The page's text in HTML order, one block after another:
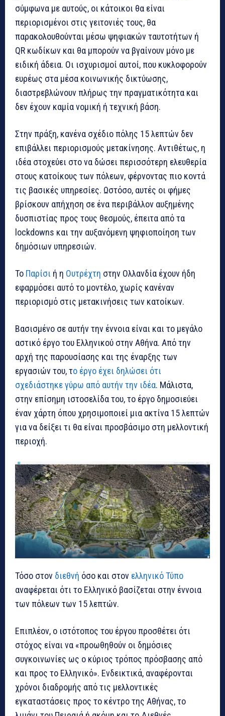
σύμφωνα με αυτούς, οι κάτοικοι θα είναι
περιορισμένοι στις γειτονιές τους, θα
παρακολουθούνται μέσω ψηφιακών ταυτοτήτων ή
QR κωδίκων και θα μπορούν να βγαίνουν μόνο με
ειδική άδεια. Οι ισχυρισμοί αυτοί, που κυκλοφορούν
ευρέως στα μέσα κοινωνικής δικτύωσης,
διαστρεβλώνουν πλήρως την πραγματικότητα και
δεν έχουν καμία νομική ή τεχνική βάση.
Στην πράξη, κανένα σχέδιο πόλης 15 λεπτών δεν
επιβάλλει περιορισμούς μετακίνησης. Αντιθέτως, η
ιδέα στοχεύει στο να δώσει περισσότερη ελευθερία
στους κατοίκους των πόλεων, φέρνοντας πιο κοντά
τις βασικές υπηρεσίες. Ωστόσο, αυτές οι φήμες
βρίσκουν απήχηση σε ένα περιβάλλον αυξημένης
δυσπιστίας προς τους θεσμούς, έπειτα από τα
lockdowns και την αυξανόμενη ψηφιοποίηση των
δημόσιων υπηρεσιών.
Το Παρίσι ή η Ουτρέχτη στην Ολλανδία έχουν ήδη
εφαρμόσει αυτό το μοντέλο, χωρίς κανέναν
περιορισμό στις μετακινήσεις των κατοίκων.
Βασισμένο σε αυτήν την έννοια είναι και το μεγάλο
αστικό έργο του Ελληνικού στην Αθήνα. Από την
αρχή της παρουσίασης και της έναρξης των
εργασιών του, το έργο έχει δηλώσει ότι
σχεδιάστηκε γύρω από αυτήν την ιδέα. Μάλιστα,
στην επίσημη ιστοσελίδα του, το έργο δημοσιεύει
έναν χάρτη όπου χρησιμοποιεί μια ακτίνα 15 λεπτών
για να δείξει τι θα είναι προσβάσιμο στη μελλοντική
περιοχή.
Τόσο στον διεθνή όσο και στον ελληνικό Τύπο
αναφέρεται ότι το Ελληνικό βασίζεται στην έννοια
των πόλεων των 15 λεπτών.
Επιπλέον, ο ιστότοπος του έργου προσθέτει ότι
στόχος είναι να «προωθηθούν οι δημόσιες
συγκοινωνίες ως ο κύριος τρόπος πρόσβασης από
και προς το Ελληνικό». Ενδεικτικά, αναφέρονται
χρόνοι διαδρομής από τις μελλοντικές
εγκαταστάσεις προς το κέντρο της Αθήνας, το